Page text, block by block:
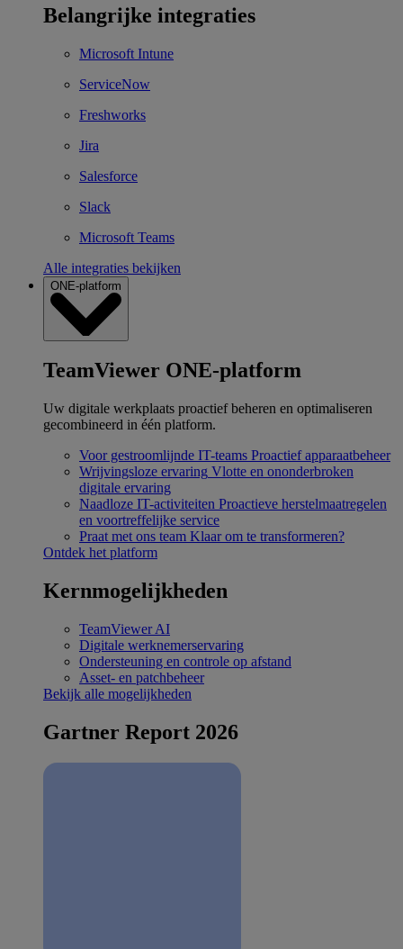
Belangrijke integraties
Microsoft Intune
ServiceNow
Freshworks
Jira
Salesforce
Slack
Microsoft Teams
Alle integraties bekijken
ONE-platform
TeamViewer ONE-platform
Uw digitale werkplaats proactief beheren en optimaliseren
gecombineerd in één platform.
Voor gestroomlijnde IT-teams Proactief apparaatbeheer
Wrijvingsloze ervaring Vlotte en ononderbroken
digitale ervaring
Naadloze IT-activiteiten Proactieve herstelmaatregelen
en voortreffelijke service
Praat met ons team Klaar om te transformeren?
Ontdek het platform
Kernmogelijkheden
TeamViewer AI
Digitale werknemerservaring
Ondersteuning en controle op afstand
Asset- en patchbeheer
Bekijk alle mogelijkheden
Gartner Report 2026